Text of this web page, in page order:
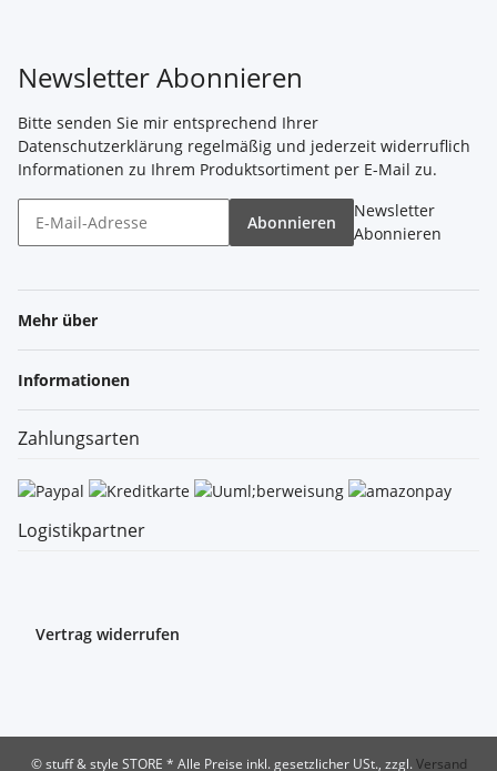
Newsletter Abonnieren
Bitte senden Sie mir entsprechend Ihrer
Datenschutzerklärung regelmäßig und jederzeit widerruflich
Informationen zu Ihrem Produktsortiment per E-Mail zu.
Abonnieren
Newsletter
Abonnieren
Mehr über
Informationen
Zahlungsarten
Logistikpartner
Vertrag widerrufen
© stuff & style STORE * Alle Preise inkl. gesetzlicher USt., zzgl.Versand